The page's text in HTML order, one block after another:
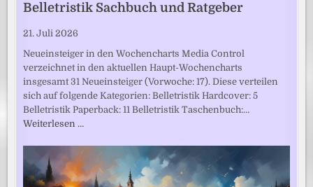
Belletristik Sachbuch und Ratgeber
21. Juli 2026
Neueinsteiger in den Wochencharts Media Control
verzeichnet in den aktuellen Haupt-Wochencharts
insgesamt 31 Neueinsteiger (Vorwoche: 17). Diese verteilen
sich auf folgende Kategorien: Belletristik Hardcover: 5
Belletristik Paperback: 11 Belletristik Taschenbuch:…
Weiterlesen …